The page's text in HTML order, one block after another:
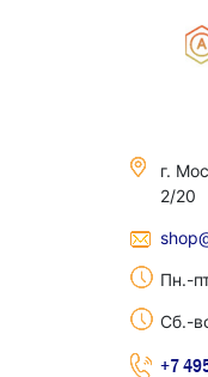
г.
2/20
Пн.-
Сб.-
+7